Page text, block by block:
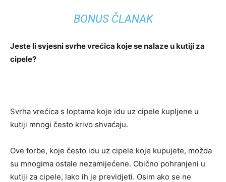
BONUS ČLANAK
Jeste li svjesni svrhe vrećica koje se nalaze u kutiji za
cipele?
Svrha vrećica s loptama koje idu uz cipele kupljene u
kutiji mnogi često krivo shvaćaju.
Ove torbe, koje često idu uz cipele koje kupujete, možda
su mnogima ostale nezamijećene. Obično pohranjeni u
kutiji za cipele, lako ih je previdjeti. Osim ako se ne